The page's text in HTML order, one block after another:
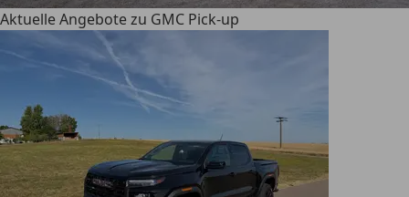
Aktuelle Angebote zu GMC Pick-up